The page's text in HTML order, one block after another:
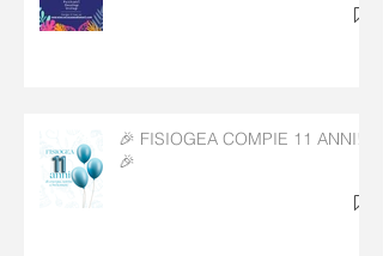
🎉 FISIOGEA COMPIE 11 ANNI!
🎉